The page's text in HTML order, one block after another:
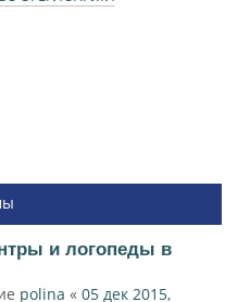
и логопеды в
polina « 05 дек 2015,